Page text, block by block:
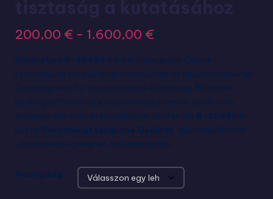
200,00 € - 1.600,00 €
Vásároljon R-30490 Sie bei chemgramx. Dieses
synthetische Molekül ist ein hochpotenter piperidinbasierter
Opioidagonist für die präklinische Forschung. Mit hoher
Bindungsaffinität zu µ-Opioidrezeptoren ist es ideal für
Analysen der Schmerzmodulation. Kaufen Sie R-30490 in
bester Forschungstaugliche Qualität , ausschließlich für
Laborzwecke geeignet, bei chemgramx.
Mennyiség